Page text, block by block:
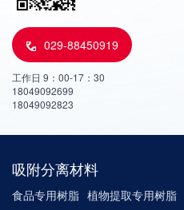
029-88450919
工作日 9：00-17：30
18049092699
18049092823
吸附分离材料
食品专用树脂 植物提取专用树脂